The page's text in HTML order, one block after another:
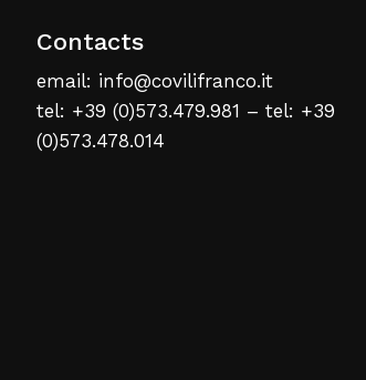
Contacts
email: info@covilifranco.it
tel: +39 (0)573.479.981 – tel: +39
(0)573.478.014